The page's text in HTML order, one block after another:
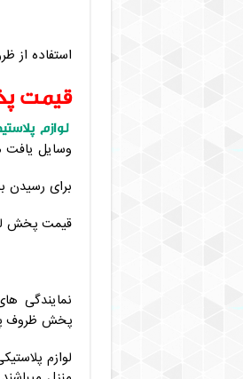
استفاده از
قیمت
لوازم
وسایل یافت
برای رسیدن
قیمت پخش
نمایندگی
پخش ظروف
لوازم